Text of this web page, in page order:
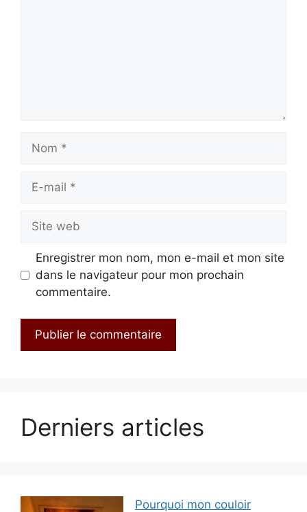
Nom
Site
web
Enregistrer mon nom, mon e-mail et mon site
dans le navigateur pour mon prochain
commentaire.
Derniers articles
Pourquoi mon couloir